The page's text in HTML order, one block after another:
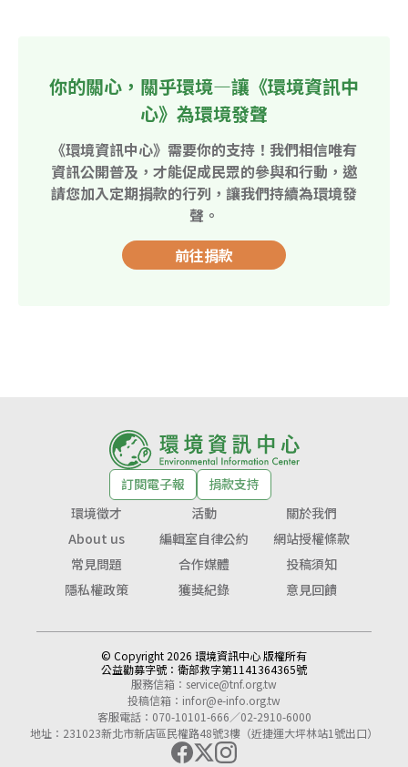
你的關心，關乎環境—讓《環境資訊中
心》為環境發聲
《環境資訊中心》需要你的支持！我們相信唯有
資訊公開普及，才能促成民眾的參與和行動，邀
請您加入定期捐款的行列，讓我們持續為環境發
聲。
前往捐款
訂閱電子報
捐款支持
環境徵才
活動
關於我們
About us
編輯室自律公約
網站授權條款
常見問題
合作媒體
投稿須知
隱私權政策
獲獎紀錄 意見回饋
© Copyright 2026 環境資訊中心 版權所有
公益勸募字號： 衛部救字第1141364365號
服務信箱： service@tnf.org.tw
投稿信箱： infor@e-info.org.tw
客服電話：070-10101-666／02-2910-6000
地址：231023新北市新店區民權路48號3樓（近捷運大坪林站1號出口）